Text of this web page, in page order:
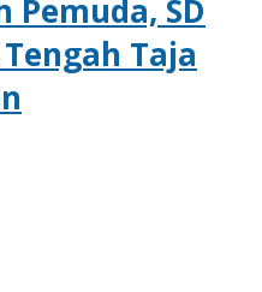
Pemuda, SD
Taja